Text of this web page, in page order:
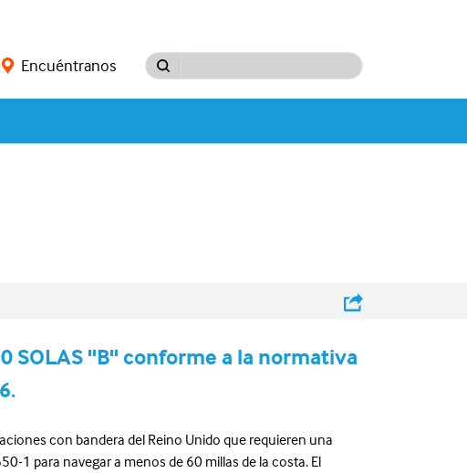
Encuéntranos
SOLAS "B" conforme a la normativa
con bandera del Reino Unido que requieren una
1 para navegar a menos de 60 millas de la costa. El